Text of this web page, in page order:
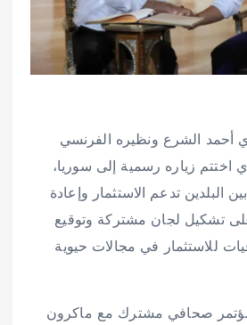
أحمد الشرع ونظيره الفرنسي
اختتم زياره رسمية إلى سوريا،
البلدين تدعم الاستثمار وإعادة
تشكيل لجان مشتركة وتوقيع
للاستثمار في مجالات حيوية
صحافي مشترك مع ماكرون